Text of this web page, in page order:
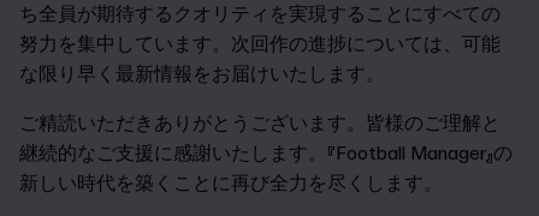
ち全員が期待するクオリティを実現することにすべての
努力を集中しています。次回作の進捗については、可能
な限り早く最新情報をお届けいたします。
ご精読いただきありがとうございます。皆様のご理解と
継続的なご支援に感謝いたします。『Football Manager』の
新しい時代を築くことに再び全力を尽くします。